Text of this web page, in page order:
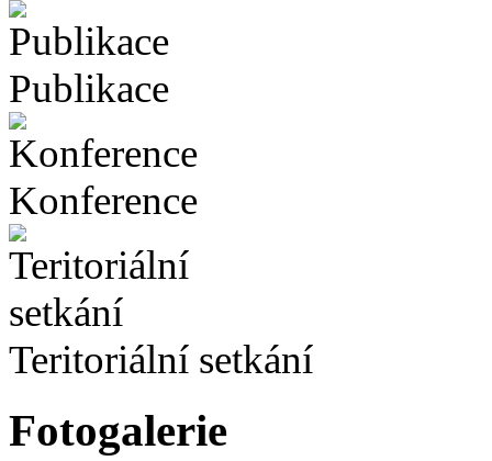
Publikace
Konference
Teritoriální setkání
Fotogalerie